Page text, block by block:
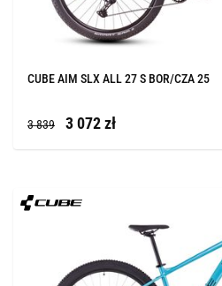
CUBE AIM SLX ALL 27 S BOR/CZA 25
3 839 3 072 zł